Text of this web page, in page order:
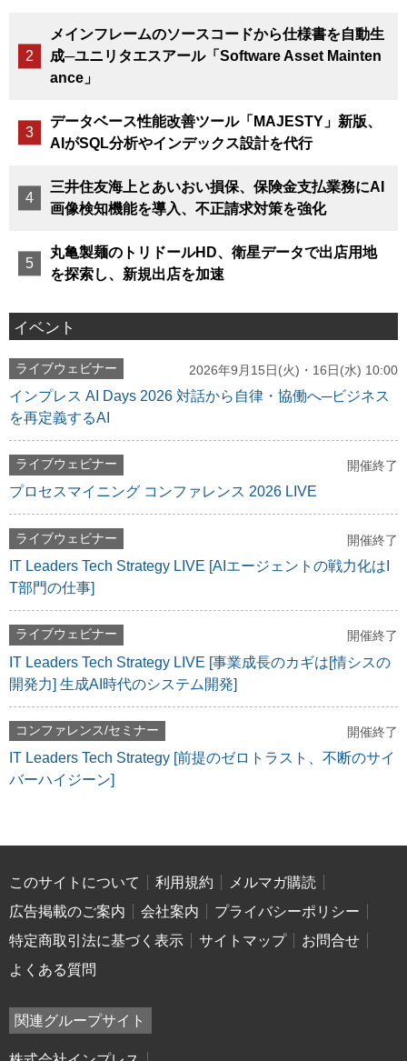
メインフレームのソースコードから仕様書を自動生
成─ユニリタエスアール「Software Asset Mainten
ance」
データベース性能改善ツール「MAJESTY」新版、
AIがSQL分析やインデックス設計を代行
三井住友海上とあいおい損保、保険金支払業務にAI
画像検知機能を導入、不正請求対策を強化
丸亀製麺のトリドールHD、衛星データで出店用地
を探索し、新規出店を加速
イベント
ライブウェビナー 2026年9月15日(火)・16日(水) 10:00
インプレス AI Days 2026 対話から自律・協働へ─ビジネス
を再定義するAI
ライブウェビナー 開催終了
プロセスマイニング コンファレンス 2026 LIVE
ライブウェビナー 開催終了
IT Leaders Tech Strategy LIVE [AIエージェントの戦力化はI
T部門の仕事]
ライブウェビナー 開催終了
IT Leaders Tech Strategy LIVE [事業成長のカギは[情シスの
開発力] 生成AI時代のシステム開発]
コンファレンス/セミナー 開催終了
IT Leaders Tech Strategy [前提のゼロトラスト、不断のサイ
バーハイジーン]
このサイトについて 利用規約
メルマガ購読
広告掲載のご案内
会社案内
プライバシーポリシー
特定商取引法に基づく表示
サイトマップ
お問合せ
よくある質問
関連グループサイト